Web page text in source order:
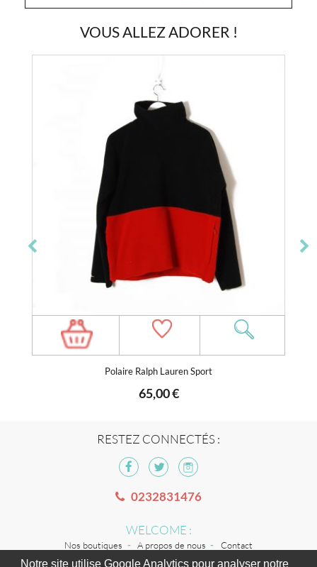
Notre site utilise Google Analytics pour analyser notre
VOUS ALLEZ ADORER !
Polaire Ralph Lauren Sport
65,00 €
RESTEZ CONNECTÉS :
0232831476
WELCOME :
Nos boutiques A propos de nous Contact